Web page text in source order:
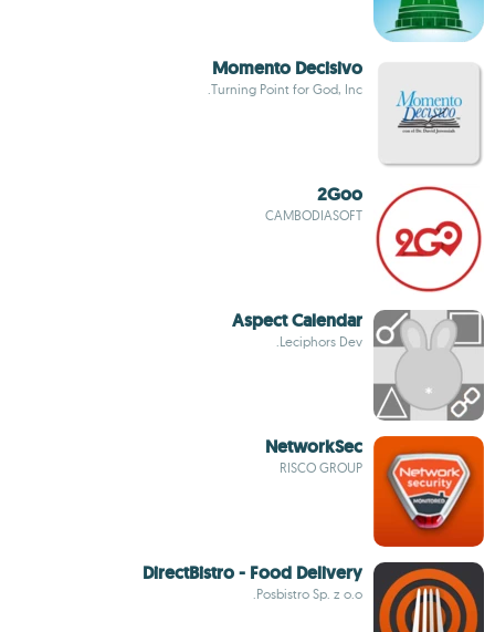
Momento Decisivo
Turning Point for God, Inc.
2Goo
CAMBODIASOFT
Aspect Calendar
Leciphors Dev.
NetworkSec
RISCO GROUP
DirectBistro - Food Delivery
Posbistro Sp. z o.o.